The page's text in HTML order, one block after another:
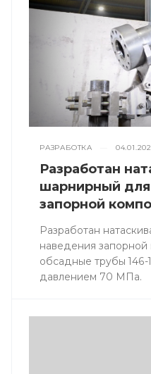
РАЗРАБОТКА
Разработан
шарнирный
запорной
Разработан
наведения запорной
обсадные трубы 146-
давлением 70 МПа.